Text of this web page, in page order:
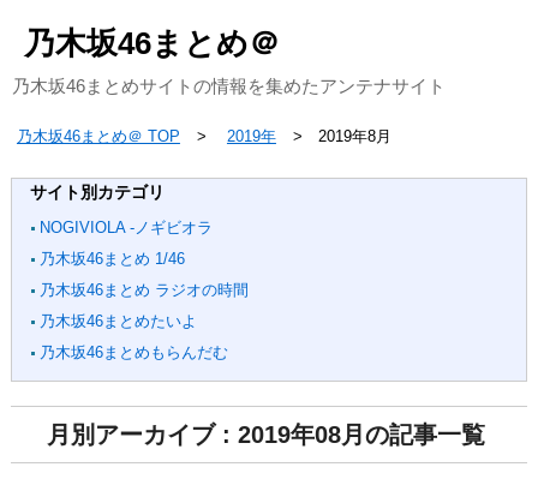
乃木坂46まとめ＠
乃木坂46まとめサイトの情報を集めたアンテナサイト
乃木坂46まとめ＠ TOP 2019年 2019年8月
サイト別カテゴリ
NOGIVIOLA -ノギビオラ
乃木坂46まとめ 1/46
乃木坂46まとめ ラジオの時間
乃木坂46まとめたいよ
乃木坂46まとめもらんだむ
月別アーカイブ : 2019年08月の記事一覧